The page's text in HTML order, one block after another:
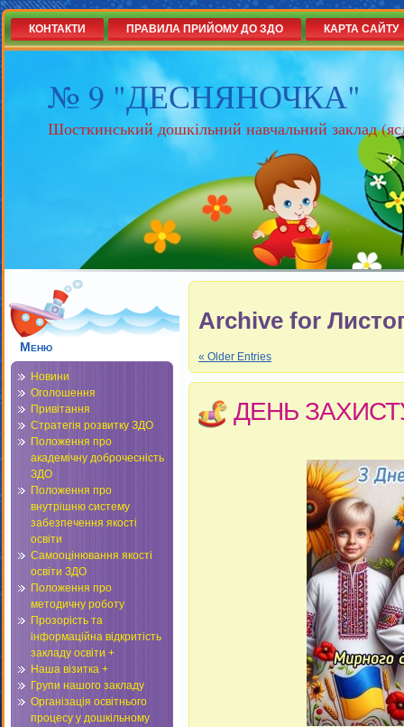
№ 9 "ДЕСНЯНОЧКА"
Шосткинський дошкільний навчальний заклад
КОНТАКТИ ПРАВИЛА ПРИЙОМУ ДО ЗДО КАРТА САЙТУ
Меню
Новини
Оголошення
Привітання
Стратегія розвитку ЗДО
Положення про
академічну доброчесність
ЗДО
Положення про
внутрішню систему
забезпечення якості
освіти
Самооцінювання якості
освіти ЗДО
Положення про
методичну роботу
Прозорість та
інформаційна відкритість
закладу освіти +
Наша візитка +
Групи нашого закладу
Організація освітнього
процесу у дошкільному
Archive for
« Older Entries
ДЕНЬ